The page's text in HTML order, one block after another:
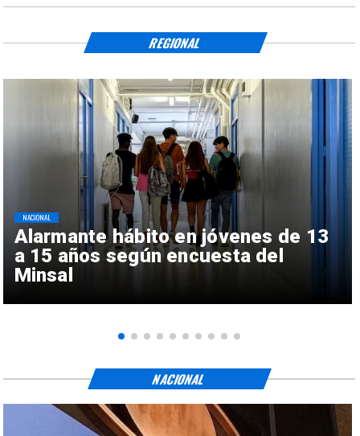
Alarmante hábito en jóvenes de 13
a 15 años según encuesta del
Minsal
NACIONAL
REGIONAL
NACIONAL